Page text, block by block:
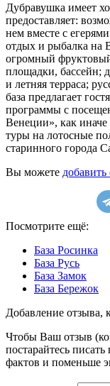
Дубравушка имеет
предоставляет:
нем вместе с
отдых и рыбалка на
огромный
площадки, бассейн;
и летняя терраса;
база предлагает
программы с
Венеции», как
туры на лотосные
старинного города
Вы можете
Посмотрите ещё:
База Росинка
База Русь
База Замок
База Бережок
Добавление отзыва,
Чтобы Ваш отзыв
постарайтесь
фактов и поменьше